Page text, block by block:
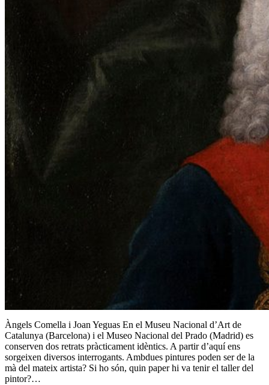
Àngels Comella i Joan Yeguas En el Museu Nacional d’Art de
Catalunya (Barcelona) i el Museo Nacional del Prado (Madrid) es
conserven dos retrats pràcticament idèntics. A partir d’aquí ens
sorgeixen diversos interrogants. Ambdues pintures poden ser de la
mà del mateix artista? Si ho són, quin paper hi va tenir el taller del
pintor?…